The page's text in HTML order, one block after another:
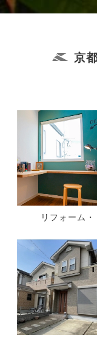
京
リフォーム